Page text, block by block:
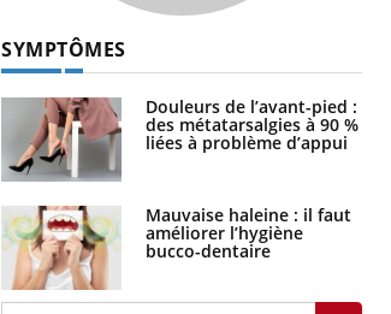
SYMPTÔMES
Douleurs de l’avant-pied :
des métatarsalgies à 90 %
liées à problème d’appui
Mauvaise haleine : il faut
améliorer l’hygiène
bucco-dentaire